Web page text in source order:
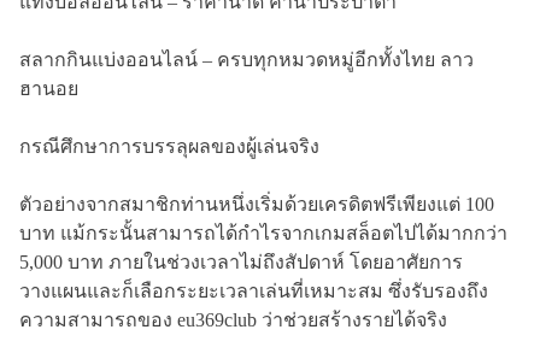
สลากกินแบ่งออนไลน์ – ครบทุกหมวดหมู่อีกทั้งไทย ลาว
ฮานอย
กรณีศึกษาการบรรลุผลของผู้เล่นจริง
ตัวอย่างจากสมาชิกท่านหนึ่งเริ่มด้วยเครดิตฟรีเพียงแต่ 100
บาท แม้กระนั้นสามารถได้กำไรจากเกมสล็อตไปได้มากกว่า
5,000 บาท ภายในช่วงเวลาไม่ถึงสัปดาห์ โดยอาศัยการ
วางแผนและก็เลือกระยะเวลาเล่นที่เหมาะสม ซึ่งรับรองถึง
ความสามารถของ eu369club ว่าช่วยสร้างรายได้จริง